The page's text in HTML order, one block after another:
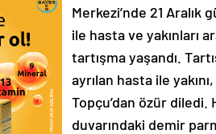
Merkezi’nde 21 Aralık
ile hasta ve yakınları
tartışma yaşandı.
ayrılan hasta ile
Topçu’dan özür diledi.
duvarındaki demir